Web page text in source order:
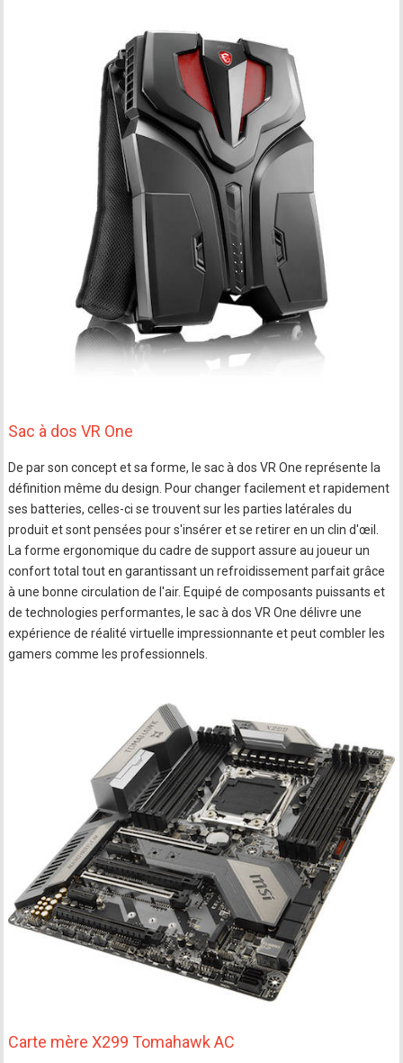
Sac à dos VR One
De par son concept et sa forme, le sac à dos VR One représente la
définition même du design. Pour changer facilement et rapidement
ses batteries, celles-ci se trouvent sur les parties latérales du
produit et sont pensées pour s'insérer et se retirer en un clin d'œil.
La forme ergonomique du cadre de support assure au joueur un
confort total tout en garantissant un refroidissement parfait grâce
à une bonne circulation de l'air. Equipé de composants puissants et
de technologies performantes, le sac à dos VR One délivre une
expérience de réalité virtuelle impressionnante et peut combler les
gamers comme les professionnels.
Carte mère X299 Tomahawk AC